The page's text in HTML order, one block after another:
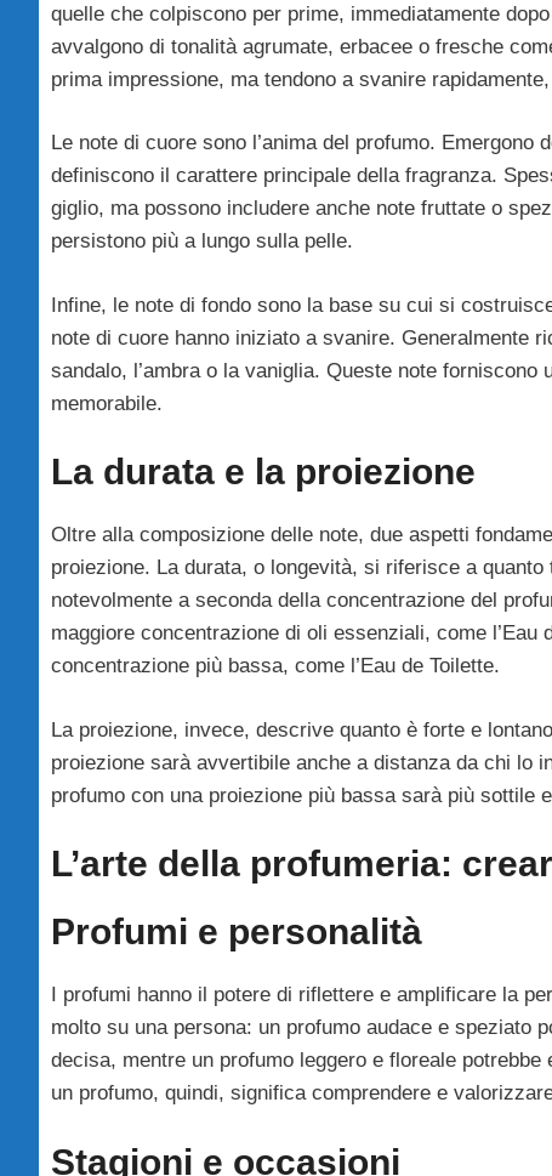
quelle che colpiscono per prime, immediatamente
avvalgono di tonalità agrumate, erbacee o fresche
prima impressione, ma tendono a svanire
Le note di cuore sono l’anima del profumo.
definiscono il carattere principale della fragranza.
giglio, ma possono includere anche note fruttate o
persistono più a lungo sulla pelle.
Infine, le note di fondo sono la base su cui si
note di cuore hanno iniziato a svanire. Generalmente
sandalo, l’ambra o la vaniglia. Queste note
memorabile.
La durata e la proiezione
Oltre alla composizione delle note, due aspetti
proiezione. La durata, o longevità, si riferisce a
notevolmente a seconda della concentrazione del
maggiore concentrazione di oli essenziali, come
concentrazione più bassa, come l’Eau de Toilette.
La proiezione, invece, descrive quanto è forte e
proiezione sarà avvertibile anche a distanza da chi lo
profumo con una proiezione più bassa sarà più
L’arte della profumeria:
Profumi e personalità
I profumi hanno il potere di riflettere e amplificare la
molto su una persona: un profumo audace e speziato
decisa, mentre un profumo leggero e floreale
un profumo, quindi, significa comprendere e
Stagioni e occasioni